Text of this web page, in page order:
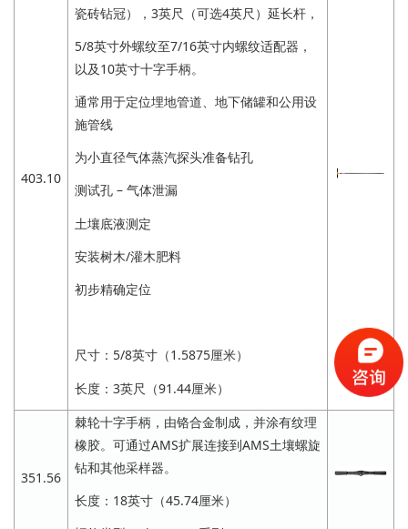
403.10
瓷砖钻冠），3英尺（可选4英尺）延长杆，
5/8英寸外螺纹至7/16英寸内螺纹适配器，
以及10英寸十字手柄。
通常用于定位埋地管道、地下储罐和公用设
施管线
为小直径气体蒸汽探头准备钻孔
测试孔 – 气体泄漏
土壤底液测定
安装树木/灌木肥料
初步精确定位
尺寸：5/8英寸（1.5875厘米）
长度：3英尺（91.44厘米）
351.56
棘轮十字手柄，由铬合金制成，并涂有纹理
橡胶。可通过AMS扩展连接到AMS土壤螺旋
钻和其他采样器。
长度：18英寸（45.74厘米）